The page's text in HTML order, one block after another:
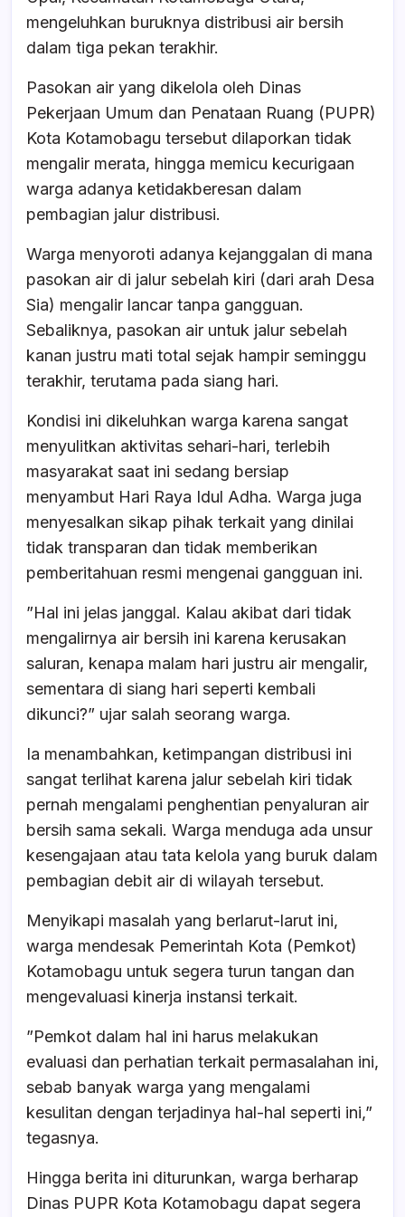
e
b
o
k
s
A
p
a
d
e
mengeluhkan buruknya distribusi air bersih
dalam tiga pekan terakhir.
Pasokan air yang dikelola oleh Dinas
Pekerjaan Umum dan Penataan Ruang (PUPR)
Kota Kotamobagu tersebut dilaporkan tidak
mengalir merata, hingga memicu kecurigaan
warga adanya ketidakberesan dalam
pembagian jalur distribusi.
​Warga menyoroti adanya kejanggalan di mana
pasokan air di jalur sebelah kiri (dari arah Desa
Sia) mengalir lancar tanpa gangguan.
Sebaliknya, pasokan air untuk jalur sebelah
kanan justru mati total sejak hampir seminggu
terakhir, terutama pada siang hari.
​Kondisi ini dikeluhkan warga karena sangat
menyulitkan aktivitas sehari-hari, terlebih
masyarakat saat ini sedang bersiap
menyambut Hari Raya Idul Adha. Warga juga
menyesalkan sikap pihak terkait yang dinilai
tidak transparan dan tidak memberikan
pemberitahuan resmi mengenai gangguan ini.
​”Hal ini jelas janggal. Kalau akibat dari tidak
mengalirnya air bersih ini karena kerusakan
saluran, kenapa malam hari justru air mengalir,
sementara di siang hari seperti kembali
dikunci?” ujar salah seorang warga.
​Ia menambahkan, ketimpangan distribusi ini
sangat terlihat karena jalur sebelah kiri tidak
pernah mengalami penghentian penyaluran air
bersih sama sekali. Warga menduga ada unsur
kesengajaan atau tata kelola yang buruk dalam
pembagian debit air di wilayah tersebut.
​Menyikapi masalah yang berlarut-larut ini,
warga mendesak Pemerintah Kota (Pemkot)
Kotamobagu untuk segera turun tangan dan
mengevaluasi kinerja instansi terkait.
​”Pemkot dalam hal ini harus melakukan
evaluasi dan perhatian terkait permasalahan ini,
sebab banyak warga yang mengalami
kesulitan dengan terjadinya hal-hal seperti ini,”
tegasnya.
​Hingga berita ini diturunkan, warga berharap
Dinas PUPR Kota Kotamobagu dapat segera